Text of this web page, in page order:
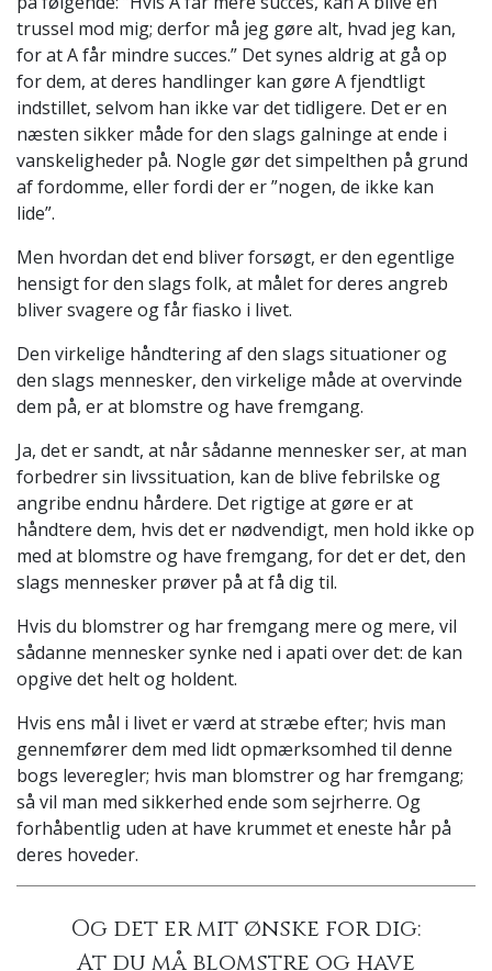
trussel mod mig; derfor må jeg gøre alt, hvad jeg kan,
for at A får mindre succes.” Det synes aldrig at gå op
for dem, at deres handlinger kan gøre A fjendtligt
indstillet, selvom han ikke var det tidligere. Det er en
næsten sikker måde for den slags galninge at ende i
vanskeligheder på. Nogle gør det simpelthen på grund
af fordomme, eller fordi der er ”nogen, de ikke kan
lide”.
Men hvordan det end bliver forsøgt, er den egentlige
hensigt for den slags folk, at målet for deres angreb
bliver svagere og får fiasko i livet.
Den virkelige håndtering af den slags situationer og
den slags mennesker, den virkelige måde at overvinde
dem på, er at blomstre og have fremgang.
Ja, det er sandt, at når sådanne mennesker ser, at man
forbedrer sin livssituation, kan de blive febrilske og
angribe endnu hårdere. Det rigtige at gøre er at
håndtere dem, hvis det er nødvendigt, men hold ikke op
med at blomstre og have fremgang, for det er det, den
slags mennesker prøver på at få dig til.
Hvis du blomstrer og har fremgang mere og mere, vil
sådanne mennesker synke ned i apati over det: de kan
opgive det helt og holdent.
Hvis ens mål i livet er værd at stræbe efter; hvis man
gennemfører dem med lidt opmærksomhed til denne
bogs leveregler; hvis man blomstrer og har fremgang;
så vil man med sikkerhed ende som sejrherre. Og
forhåbentlig uden at have krummet et eneste hår på
deres hoveder.
Og det er mit ønske for dig:
At du må blomstre og have